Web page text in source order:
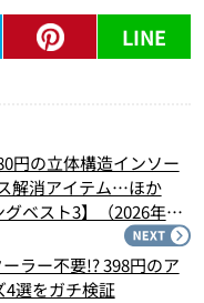
LINE
円の立体構造インソー
解消アイテム…ほか
グベスト3】（2026年4
ラー不要!? 398円のア
4選をガチ検証